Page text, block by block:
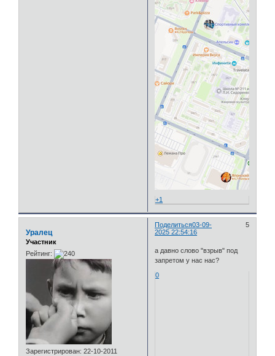
+1
Поделиться 5
03-09-
2025 22:54:16
Уралец
Участник
Рейтинг:
Зарегистрирован: 22-10-2011
а давно слово "взрыв" под
запретом у нас нас?
0